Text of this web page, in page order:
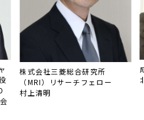
株式会社三菱総合研究所
（MRI）リサーチフェロー
村上清明